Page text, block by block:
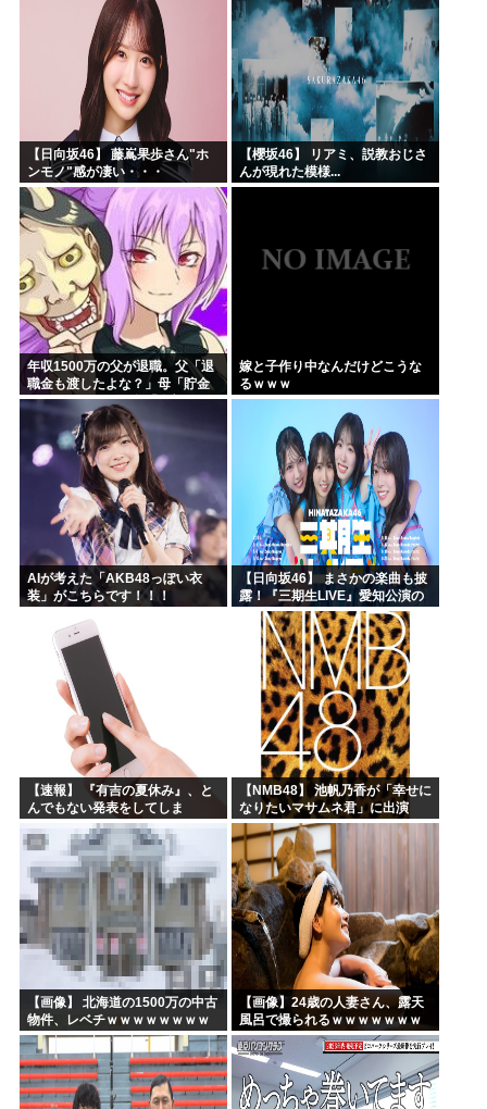
した」と言っているが、...
【日向坂46】 藤嶌果歩さん"ホ
ンモノ"感が凄い・・・
【櫻坂46】 リアミ、説教おじさ
んが現れた模様...
年収1500万の父が退職。父「退
職金も渡したよな？」母「貯金
なんてないよー」父「全部なく
なったの！？」→予想外の返事
に家族騒然となり…
嫁と子作り中なんだけどこうな
るｗｗｗ
AIが考えた「AKB48っぽい衣
装」がこちらです！！！
【日向坂46】 まさかの楽曲も披
露！『三期生LIVE』愛知公演の
レポがこちら
【速報】 『有吉の夏休み』、と
んでもない発表をしてしま
う！！！！！
【NMB48】 池帆乃香が「幸せに
なりたいマサムネ君」に出演
【画像】 北海道の1500万の中古
物件、レベチｗｗｗｗｗｗｗｗ
ｗｗｗｗｗｗｗｗｗｗｗｗ
【画像】24歳の人妻さん、露天
風呂で撮られるｗｗｗｗｗｗｗ
ｗｗｗｗｗｗｗｗｗｗ